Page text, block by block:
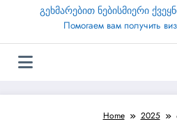
გეხმარებით ნებისმიერი
Помогаем вам получить
Home 2025